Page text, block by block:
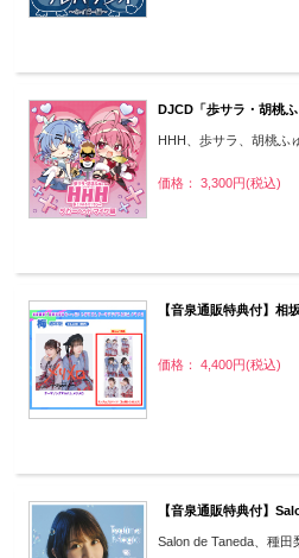
DJCD「歩サラ・胡桃
HHH、歩サラ、胡桃ふ
価格： 3,300円(税込)
【音泉通販特典付】相
価格： 4,400円(税込)
【音泉通販特典付】
Salon de Taneda、種田